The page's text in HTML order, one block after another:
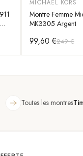
-60%
MICHAEL KORS
Montre Femme
MK3305 Argent
99,60 €249 €
Toutes les montres